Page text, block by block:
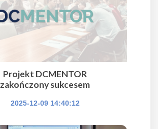
Projekt DCMENTOR
zakończony sukcesem
2025-12-09 14:40:12